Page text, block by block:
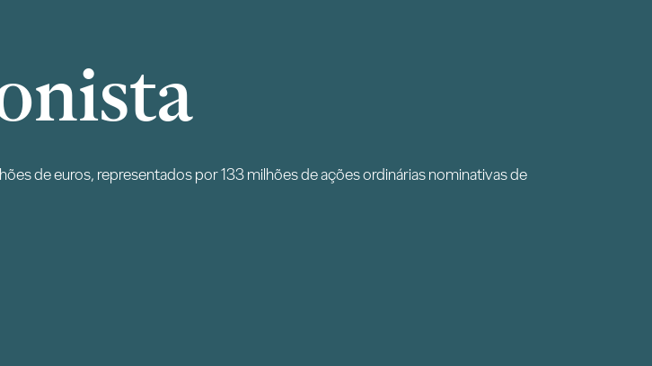
de euros, representados por 133 milhões de ações ordinárias nominativas de